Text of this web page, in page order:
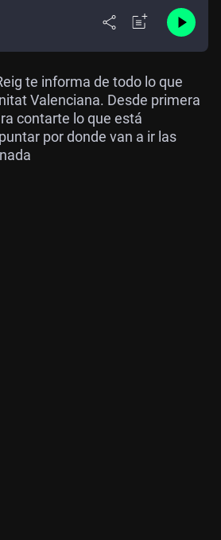
te informa de todo lo que
Valenciana. Desde primera
contarte lo que está
por donde van a ir las